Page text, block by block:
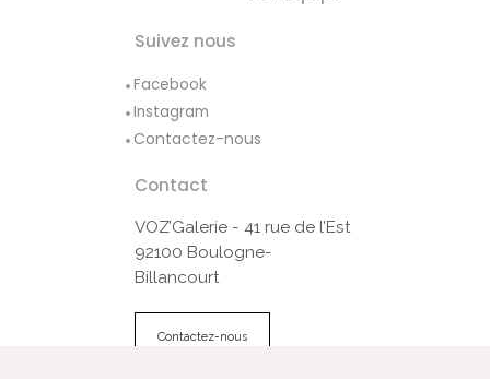
Suivez nous
Facebook
Instagram
Contactez-nous
Contact
VOZ’Galerie - 41 rue de l’Est
92100 Boulogne-
Billancourt
Contactez-nous